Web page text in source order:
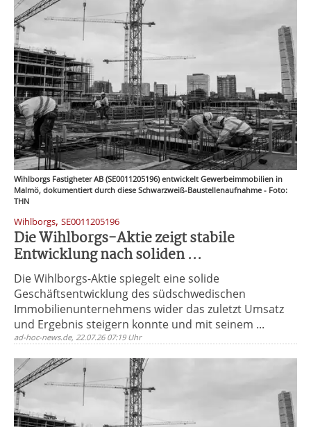
Wihlborgs Fastigheter AB (SE0011205196) entwickelt Gewerbeimmobilien in
Malmö, dokumentiert durch diese Schwarzweiß-Baustellenaufnahme - Foto:
THN
Wihlborgs, SE0011205196
Die Wihlborgs-Aktie zeigt stabile
Entwicklung nach soliden ...
Die Wihlborgs-Aktie spiegelt eine solide
Geschäftsentwicklung des südschwedischen
Immobilienunternehmens wider das zuletzt Umsatz
und Ergebnis steigern konnte und mit seinem ...
ad-hoc-news.de, 22.07.26 07:19 Uhr